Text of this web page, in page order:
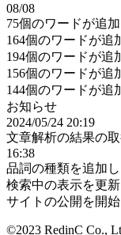
08/08
75個のワードが追加
164個のワードが追
194個のワードが追
156個のワードが追
144個のワードが追
お知らせ
2024/05/24 20:19
文章解析の結果の
16:38
品詞の種類を追加
検索中の表示を更
サイトの公開を開
©2023 RedinC Co.,